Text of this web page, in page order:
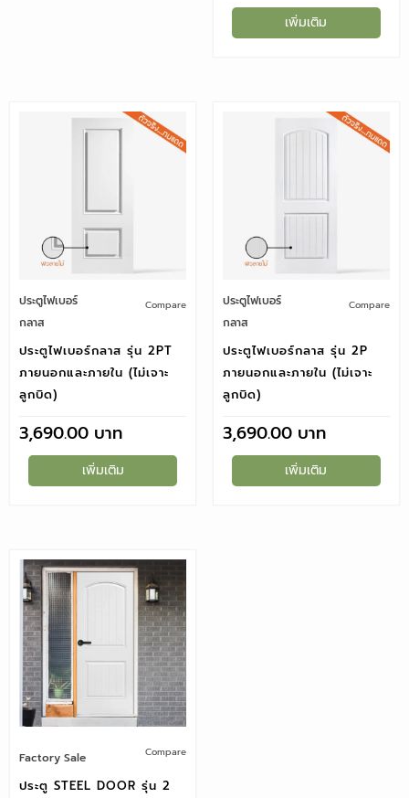
เพิ่มเติม
ประตูไฟเบอร์
กลาส
Compare
ประตูไฟเบอร์กลาส รุ่น 2PT
ภายนอกและภายใน (ไม่เจาะ
ลูกบิด)
3,690.00
เพิ่มเติม
ประตูไฟเบอร์
กลาส
Compare
ประตูไฟเบอร์กลาส รุ่น 2P
ภายนอกและภายใน (ไม่เจาะ
ลูกบิด)
3,690.00
เพิ่มเติม
Factory Sale Compare
ประตู STEEL DOOR รุ่น 2